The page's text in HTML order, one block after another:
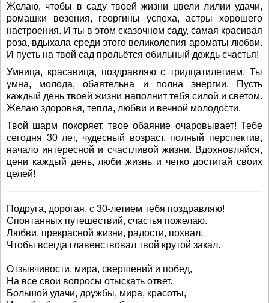
Желаю, чтобы в саду твоей жизни цвели лилии удачи,
ромашки везения, георгины успеха, астры хорошего
настроения. И ты в этом сказочном саду, самая красивая
роза, вдыхала среди этого великолепия ароматы любви.
И пусть на твой сад прольётся обильный дождь счастья!
Умница, красавица, поздравляю с тридцатилетием. Ты
умна, молода, обаятельна и полна энергии. Пусть
каждый день твоей жизни наполнит тебя силой и светом.
Желаю здоровья, тепла, любви и вечной молодости.
Твой шарм покоряет, твое обаяние очаровывает! Тебе
сегодня 30 лет, чудесный возраст, полный перспектив,
начало интересной и счастливой жизни. Вдохновляйся,
цени каждый день, люби жизнь и четко достигай своих
целей!
Подруга, дорогая, с 30-летием тебя поздравляю!
Спонтанных путешествий, счастья пожелаю.
Любви, прекрасной жизни, радости, похвал,
Чтобы всегда главенствовал твой крутой закал.
Отзывчивости, мира, свершений и побед,
На все свои вопросы отыскать ответ.
Большой удачи, дружбы, мира, красоты,